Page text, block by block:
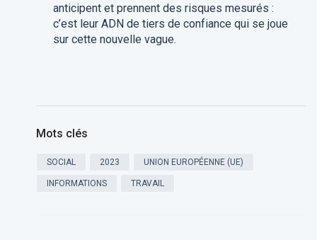
anticipent et prennent des risques mesurés :
c’est leur ADN de tiers de confiance qui se joue
sur cette nouvelle vague.
Mots clés
SOCIAL 2023 UNION EUROPÉENNE (UE)
INFORMATIONS TRAVAIL